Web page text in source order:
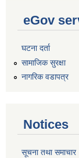
eGov
घटना दर्ता
सामाजिक सुरक्षा
नागरिक वडापत्र
Notices
सूचना तथा समाचार